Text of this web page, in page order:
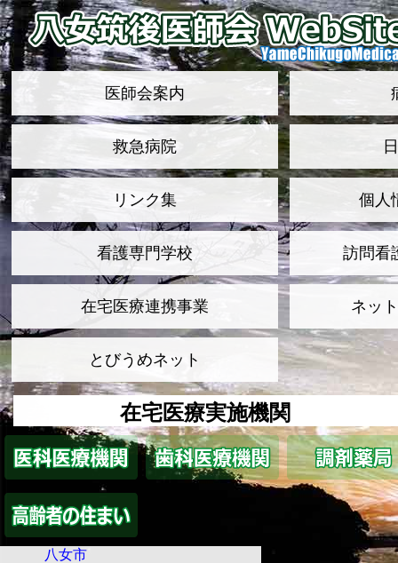
医師会案内
救急病院
リンク集 個人
看護専門学校 訪問看
在宅医療連携事業 ネッ
とびうめネット
在宅医療実施機関
八女市